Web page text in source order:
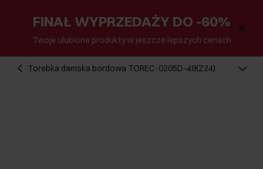
FINAŁ WYPRZEDAŻY DO -60%
Twoje ulubione produkty w jeszcze lepszych cenach
Torebka damska bordowa TOREC-0205D-49(Z24)